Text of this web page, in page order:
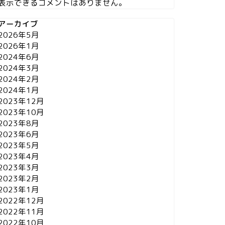
示できるコメントはありません。
ーカイブ
年5月
年1月
年6月
年3月
年2月
年1月
年12月
年10月
年8月
年6月
年5月
年4月
年3月
年2月
年1月
年12月
年11月
年10月